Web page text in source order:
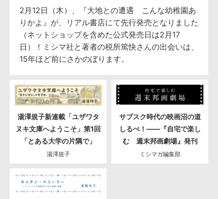
2月12日（木）、『大地との遭遇 こんな幼稚園あ
りかよ』が、リアル書店にて先行発売となりました
（ネットショップを含めた公式発売日は2月17
日）！ミシマ社と著者の税所篤快さんの出会いは、
15年ほど前にさかのぼります。
湯澤規子新連載「ユザワタ
ヌキ文庫へようこそ」第1回
「とある大学の片隅で」
湯澤規子
サブスク時代の映画沼の道
しるべ！――『自宅で楽し
む 週末邦画劇場』発刊
ミシマガ編集部